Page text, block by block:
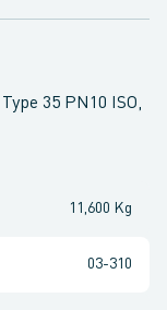
35 PN10 ISO,
11,600 Kg
03-310